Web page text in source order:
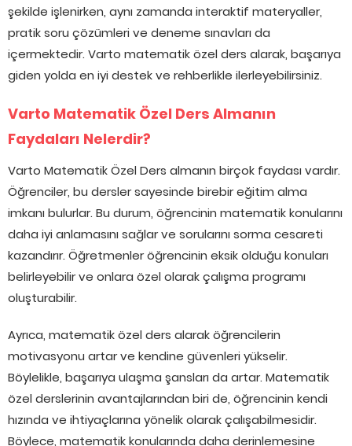
şekilde işlenirken, aynı zamanda interaktif materyaller,
pratik soru çözümleri ve deneme sınavları da
içermektedir. Varto matematik özel ders alarak, başarıya
giden yolda en iyi destek ve rehberlikle ilerleyebilirsiniz.
Varto Matematik Özel Ders Almanın
Faydaları Nelerdir?
Varto Matematik Özel Ders almanın birçok faydası vardır.
Öğrenciler, bu dersler sayesinde birebir eğitim alma
imkanı bulurlar. Bu durum, öğrencinin matematik konularını
daha iyi anlamasını sağlar ve sorularını sorma cesareti
kazandırır. Öğretmenler öğrencinin eksik olduğu konuları
belirleyebilir ve onlara özel olarak çalışma programı
oluşturabilir.
Ayrıca, matematik özel ders alarak öğrencilerin
motivasyonu artar ve kendine güvenleri yükselir.
Böylelikle, başarıya ulaşma şansları da artar. Matematik
özel derslerinin avantajlarından biri de, öğrencinin kendi
hızında ve ihtiyaçlarına yönelik olarak çalışabilmesidir.
Böylece, matematik konularında daha derinlemesine